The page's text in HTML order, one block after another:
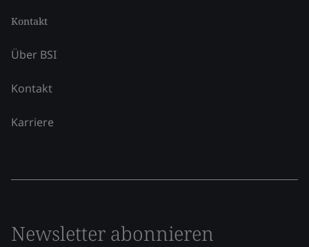
Kontakt
Über BSI
Kontakt
Karriere
Newsletter abonnieren